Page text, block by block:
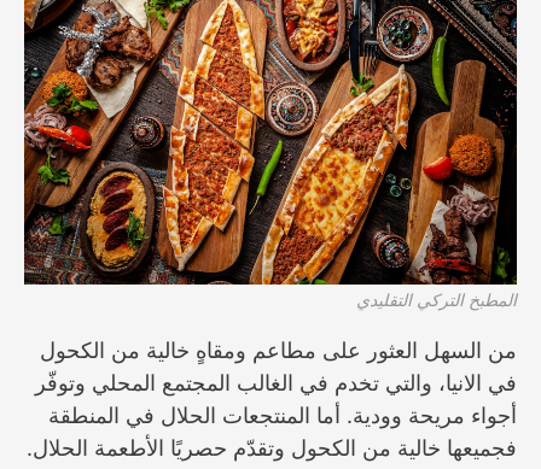
المطبخ التركي التقليدي
من السهل العثور على مطاعم ومقاهٍ خالية من الكحول
في الانيا، والتي تخدم في الغالب المجتمع المحلي وتوفّر
أجواء مريحة وودية. أما المنتجعات الحلال في المنطقة
فجميعها خالية من الكحول وتقدّم حصريًا الأطعمة الحلال.